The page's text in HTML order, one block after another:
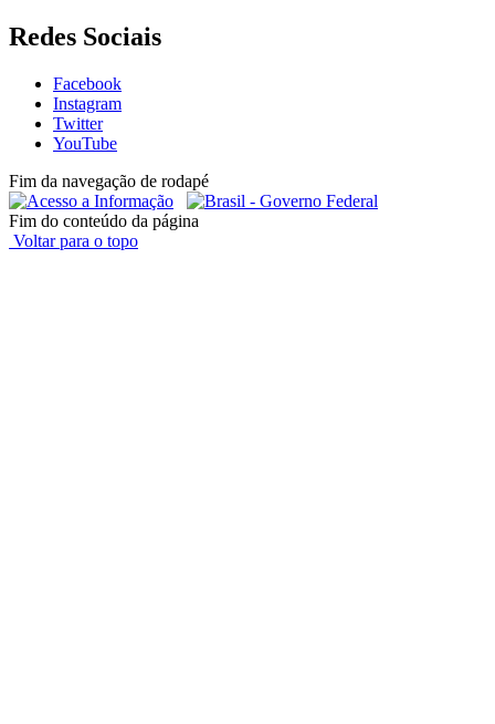
Redes Sociais
Facebook
Instagram
Twitter
YouTube
Fim da navegação de rodapé
Fim do conteúdo da página
Voltar para o topo